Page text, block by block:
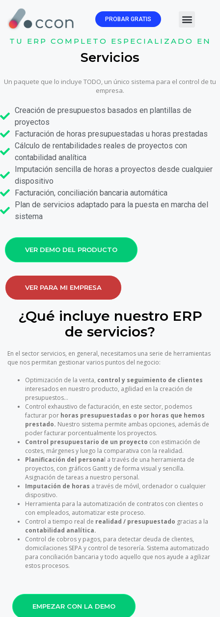
PROBAR GRATIS
TU ERP COMPLETO ESPECIALIZADO EN
Servicios
Un paquete que lo incluye TODO, un único sistema para el control de tu
empresa.
Creación de presupuestos basados en plantillas de
proyectos
Facturación de horas presupuestadas u horas prestadas
Cálculo de rentabilidades reales de proyectos con
contabilidad analítica
Imputación sencilla de horas a proyectos desde cualquier
dispositivo
Facturación, conciliación bancaria automática
Plan de servicios adaptado para la puesta en marcha del
sistema
VER DEMO DEL PRODUCTO
VER PARA MI EMPRESA
¿Qué incluye nuestro ERP
de servicios?
En el sector servicios, en general, necesitamos una serie de herramientas
que nos permitan gestionar varios puntos del negocio:
Optimización de la venta, control y seguimiento de clientes
interesados en nuestro producto, agilidad en la creación de
presupuestos…
Control exhaustivo de facturación, en este sector, podemos
facturar por horas presupuestadas o por horas que hemos
prestado. Nuestro sistema permite ambas opciones, además de
poder facturar porcentualmente los proyectos.
Control presupuestario de un proyecto con estimación de
costes, márgenes y luego la comparativa con la realidad.
Planificación del personal a través de una herramienta de
proyectos, con gráficos Gantt y de forma visual y sencilla.
Asignación de tareas a nuestro personal.
Imputación de horas a través de móvil, ordenador o cualquier
dispositivo.
Herramienta para la automatización de contratos con clientes o
con empleados, automatizar este proceso.
Control a tiempo real de realidad / presupuestado gracias a la
contabilidad analítica.
Control de cobros y pagos, para detectar deuda de clientes,
domicilaciones SEPA y control de tesorería. Sistema automatizado
para conciliación bancaria y todo aquello que nos ayude a agilizar
estos procesos.
EMPEZAR CON LA DEMO